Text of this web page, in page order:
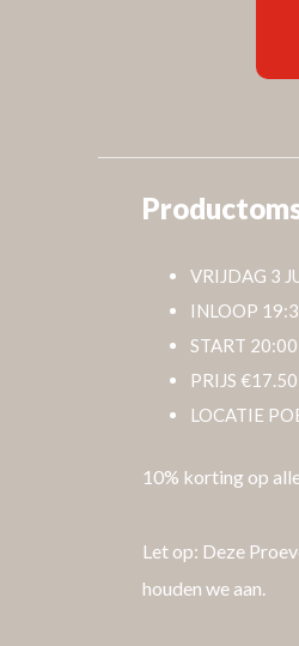
VRIJDAG 3
INLOOP
START
PRIJS €17.50
LOCATIE
10% korting op
Let op: Deze
houden we aan.